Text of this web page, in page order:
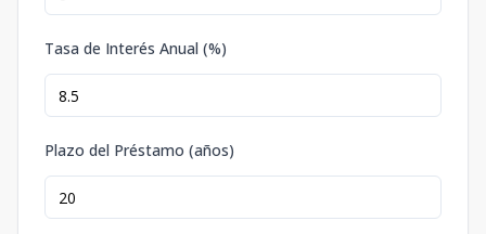
Tasa de Interés Anual (%)
Plazo del Préstamo (años)